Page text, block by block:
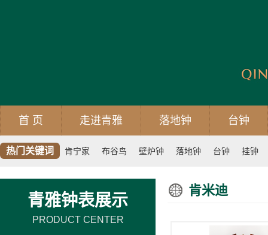
首 页 走进青雅 落地钟 台钟
热门关键词 肯宁家 布谷鸟 壁炉钟 落地钟 台钟 挂钟
青雅钟表展示
PRODUCT CENTER
肯米迪